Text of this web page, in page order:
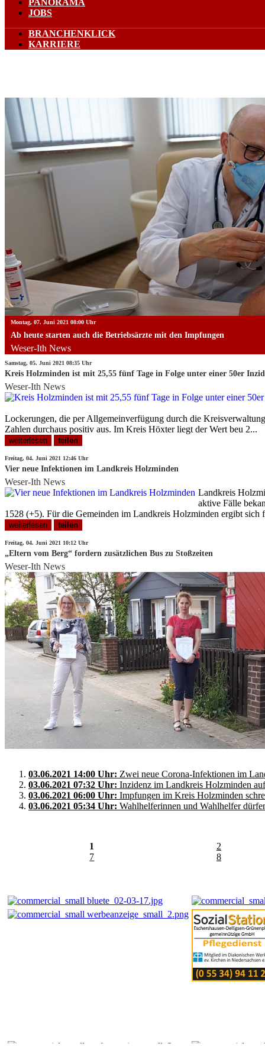
PANORAMA
JOBS
BRANCHENKLICK
KARRIERE
Montag, 07. Juni 2021 08:00 Uhr
Ab heute starten auch die Betriebsärzte mit den Impfungen
Weser-Ith News
weiterlesen teilen
Samstag, 05. Juni 2021 08:35 Uhr
Kreis Holzminden ist mit 25,55 fünf Tage in Folge unter einer 50er
Weser-Ith News
Lockerungen, die per Allgemeinverfügung durch die
Zahlen durchaus positiv aus. Im Kreis Höxter liegt der Wert beu 2...
weiterlesen teilen
Freitag, 04. Juni 2021 12:46 Uhr
Vier neue Infektionen im Landkreis Holzminden
Weser-Ith News
Landkreis
aktive Fälle
1528 (+5). Für die Gemeinden im Landkreis Holzminden ergibt
weiterlesen teilen
Freitag, 04. Juni 2021 10:12 Uhr
„Eltern vom Berg“ fordern zusätzlichen Bus zu Stoßzeiten
Weser-Ith News
03.06.2021 14:00 Uhr: Zwei neue Corona-Infektionen im
03.06.2021 07:32 Uhr: Inzidenz im Landkreis Holzminden
03.06.2021 06:00 Uhr: Impfungen im Kreis Holzminden
03.06.2021 05:34 Uhr: Wahlhelferinnen und Wahlhelfer
1
2
7
8